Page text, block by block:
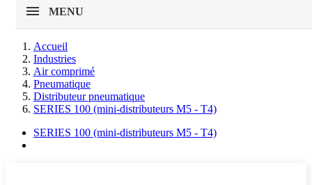
MENU
Accueil
Industries
Air comprimé
Pneumatique
Distributeur pneumatique
SERIES 100 (mini-distributeurs M5 - T4)
SERIES 100 (mini-distributeurs M5 - T4)